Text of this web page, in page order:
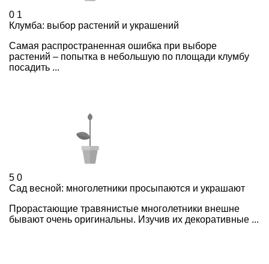
0 1
Клумба: выбор растений и украшений
Самая распространенная ошибка при выборе
растений – попытка в небольшую по площади клумбу
посадить ...
5 0
Сад весной: многолетники просыпаются и украшают
Прорастающие травянистые многолетники внешне
бывают очень оригинальны. Изучив их декоративные ...